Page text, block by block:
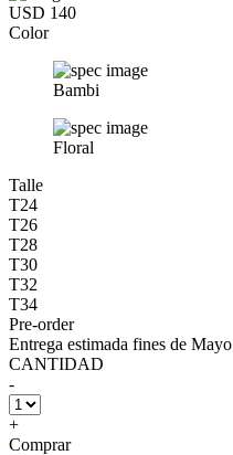
USD 140
Color
Bambi
Floral
Talle
T24
T26
T28
T30
T32
T34
Pre-order
Entrega estimada fines de Mayo
CANTIDAD
-
+
Comprar